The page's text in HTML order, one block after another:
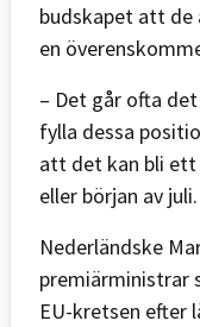
budskapet att de
en
– Det går ofta
fylla dessa
att det kan bli
eller början av juli.
Nederländske
premiärministrar
EU-kretsen efter